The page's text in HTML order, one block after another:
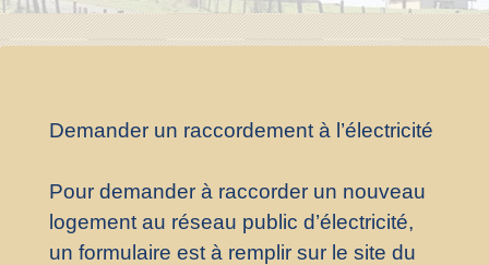
Demander un raccordement à l’électricité
Pour demander à raccorder un nouveau
logement au réseau public d’électricité,
un formulaire est à remplir sur le site du